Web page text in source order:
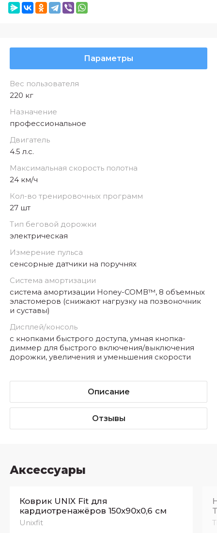
Параметры
Вес пользователя
220 кг
Назначение
профессиональное
Двигатель
4.5 л.с.
Максимальная скорость полотна
24 км/ч
Кол-во тренировочных программ
27 шт
Тип беговой дорожки
электрическая
Измерение пульса
сенсорные датчики на поручнях
Система амортизации
система амортизации Hоnеy-СОМВ™, 8 объемных
эластомеров (снижают нагрузку на позвоночник
и суставы)
Дисплей/консоль
с кнопками быстрого доступа, умная кнопка-
диммер для быстрого включения/выключения
дорожки, увеличения и уменьшения скорости
Описание
Отзывы
Аксессуары
Коврик UNIX Fit для
кардиотренажёров 150x90x0,6 см
Unixfit